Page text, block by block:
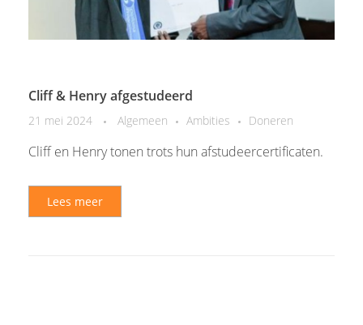
Cliff & Henry afgestudeerd
21 mei 2024 Algemeen Ambities Doneren
Cliff en Henry tonen trots hun afstudeercertificaten.
Lees meer